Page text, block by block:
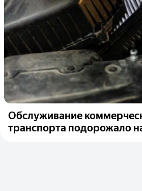
Обслуживание
транспорта подорожало